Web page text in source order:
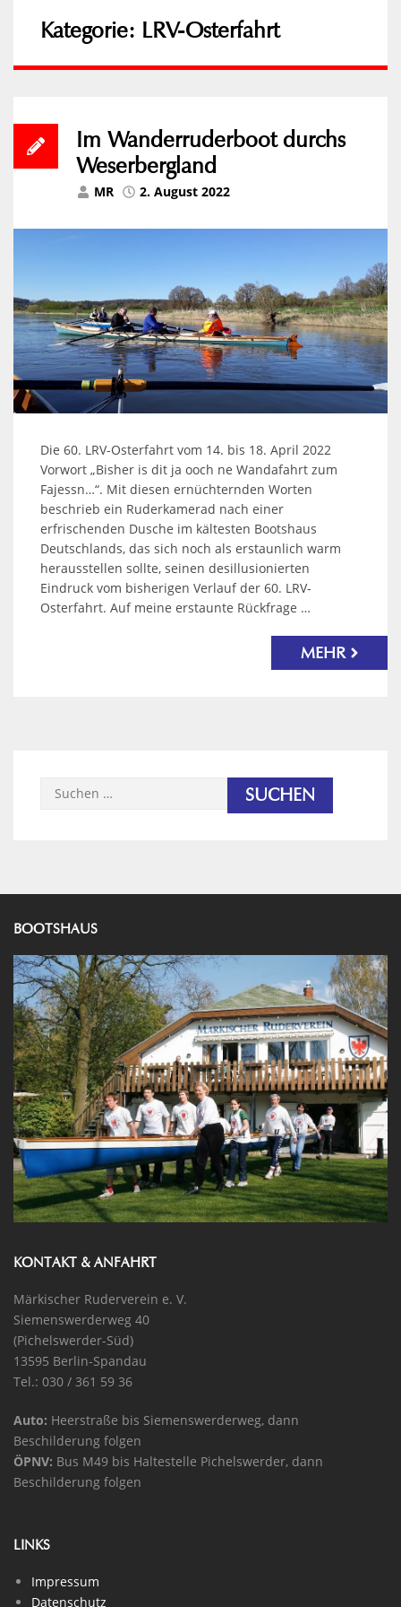
Kategorie: LRV-Osterfahrt
Im Wanderruderboot durchs
Weserbergland
MR 2. August 2022
Die 60. LRV-Osterfahrt vom 14. bis 18. April 2022
Vorwort „Bisher is dit ja ooch ne Wandafahrt zum
Fajessn…“. Mit diesen ernüchternden Worten
beschrieb ein Ruderkamerad nach einer
erfrischenden Dusche im kältesten Bootshaus
Deutschlands, das sich noch als erstaunlich warm
herausstellen sollte, seinen desillusionierten
Eindruck vom bisherigen Verlauf der 60. LRV-
Osterfahrt. Auf meine erstaunte Rückfrage …
MEHR
Suchen
BOOTSHAUS
KONTAKT & ANFAHRT
Märkischer Ruderverein e. V.
Siemenswerderweg 40
(Pichelswerder-Süd)
13595 Berlin-Spandau
Tel.: 030 / 361 59 36
Auto: Heerstraße bis Siemenswerderweg, dann
Beschilderung folgen
ÖPNV: Bus M49 bis Haltestelle Pichelswerder, dann
Beschilderung folgen
LINKS
Impressum
Datenschutz